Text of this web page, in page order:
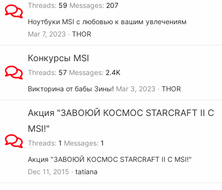
Threads 59 Messages 207
Ноутбуки MSI с любовью к вашим увлечениям
Mar 7, 2023
THOR
Конкурсы MSI
Threads 57 Messages 2.4K
Викторина от бабы Зины! Mar 3, 2023 THOR
Акция "ЗАВОЮЙ КОСМОС STARCRAFT II С
MSI!"
Threads 1 Messages 1
Акция "ЗАВОЮЙ КОСМОС STARCRAFT II С MSI!"
Dec 11, 2015
tatiana